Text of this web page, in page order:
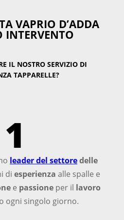
VAPRIO D’ADDA
INTERVENTO
IL NOSTRO SERVIZIO DI
TAPPARELLE?
1
leader del settoredelle
di esperienza alle spalle e
e passione per il lavoro
ogni singolo giorno.